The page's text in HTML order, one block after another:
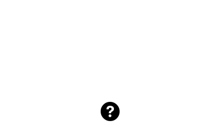
Schulküche Wolkenrasen.